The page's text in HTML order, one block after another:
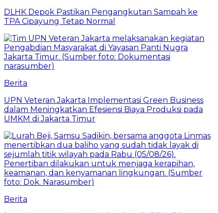
DLHK Depok Pastikan Pengangkutan Sampah ke
TPA Cipayung Tetap Normal
Berita
UPN Veteran Jakarta Implementasi Green Business
dalam Meningkatkan Efesiensi Biaya Produksi pada
UMKM di Jakarta Timur
Berita